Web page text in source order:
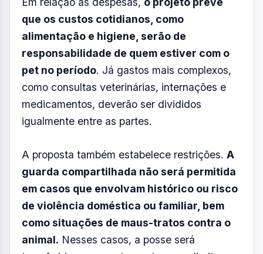
tempo de convivência e das despesas.
Para isso, será considerado se o animal é de
propriedade comum, ou seja, se conviveu
com ambos durante a maior parte da vida.
Na análise, o magistrado deverá levar em
conta fatores como o ambiente oferecido ao
animal, as condições de cuidado, o zelo, a
de tempo de cada um dos envolvidos.
Em relação às despesas,o projeto prevê
que os custos cotidianos, como
alimentação e higiene, serão de
responsabilidade de quem estiver com o